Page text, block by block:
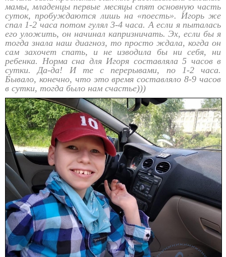
мамы, младенцы первые месяцы спят основную часть
суток, пробуждаются лишь на «поесть». Игорь же
спал 1-2 часа потом гулял 3-4 часа. А если я пыталась
его уложить, он начинал капризничать. Эх, если бы я
тогда знала наш диагноз, то просто ждала, когда он
сам захочет спать, и не изводила бы ни себя, ни
ребенка. Норма сна для Игоря составляла 5 часов в
сутки. Да-да! И те с перерывами, по 1-2 часа.
Бывало, конечно, что это время составляло 8-9 часов
в сутки, тогда было нам счастье)))